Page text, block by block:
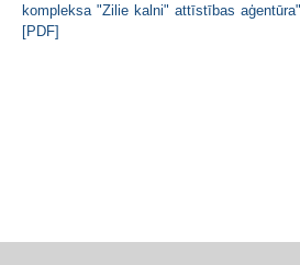
kompleksa "Zilie kalni" attīstības
[PDF]